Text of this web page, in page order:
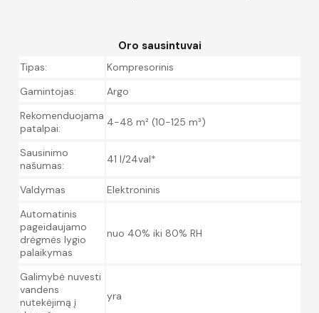
Oro sausintuvai
Tipas:
Kompresorinis
Gamintojas:
Argo
Rekomenduojama
patalpai:
4-48 m² (10-125 m³)
Sausinimo
našumas:
41 l/24val*
Valdymas
Elektroninis
Automatinis
pageidaujamo
drėgmės lygio
palaikymas
nuo 40% iki 80% RH
Galimybė nuvesti
vandens
nutekėjimą į
yra